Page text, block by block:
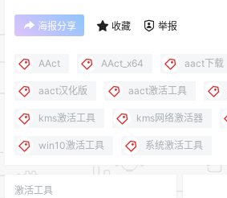
海报分享 收藏 举报
AAct AAct_x64 aact下载
aact汉化版 aact激活工具
kms激活工具 kms网络激活器
win10激活工具 系统激活工具
激活工具